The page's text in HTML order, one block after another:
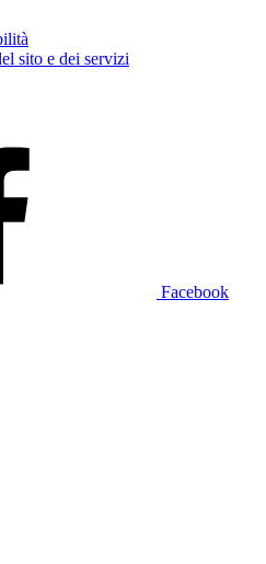
sito e dei servizi
Facebook